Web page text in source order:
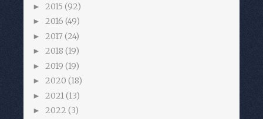
► 2015 (92)
► 2016 (49)
► 2017 (24)
► 2018 (19)
► 2019 (19)
► 2020 (18)
► 2021 (13)
► 2022 (3)